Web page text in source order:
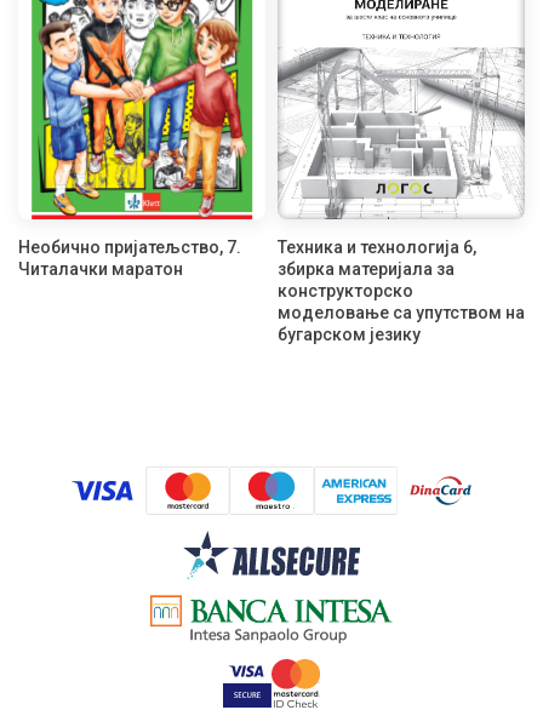
Необично пријатељство, 7.
Читалачки маратон
Техника и технологија 6,
збирка материјала за
конструкторско
моделовање са упутством на
бугарском језику